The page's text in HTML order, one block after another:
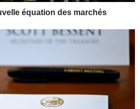
équation des marchés